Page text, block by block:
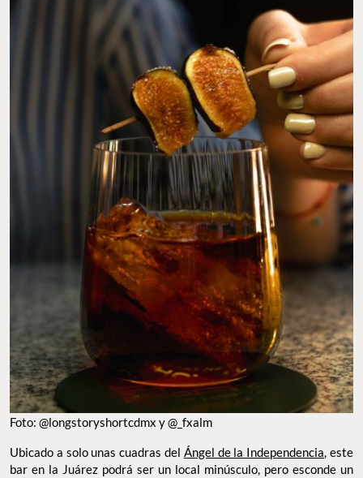
Foto: @longstoryshortcdmx y @_fxalm
Ubicado a solo unas cuadras del Ángel de la Independencia, este
bar en la Juárez podrá ser un local minúsculo, pero esconde un